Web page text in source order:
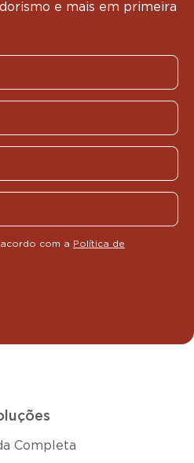
e mais em primeira
com a Política de
Completa